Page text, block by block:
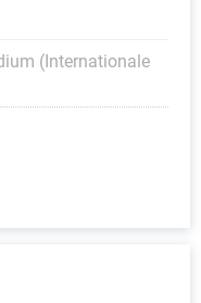
(Internationale